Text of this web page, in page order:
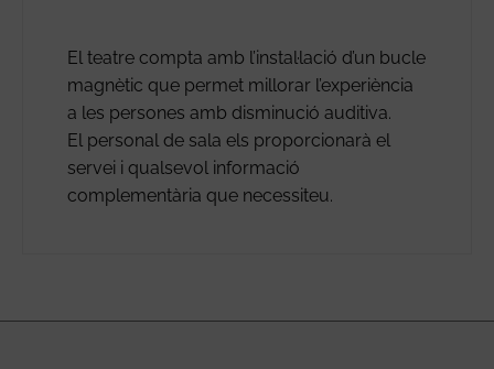
El teatre compta amb l’instal·lació d’un bucle
magnètic que permet millorar l’experiència
a les persones amb disminució auditiva.
El personal de sala els proporcionarà el
servei i qualsevol informació
complementària que necessiteu.